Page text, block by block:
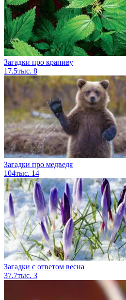
Загадки про крапиву
17.5тыс. 8
Загадки про медведя
104тыс. 14
Загадки с ответом весна
37.7тыс. 3